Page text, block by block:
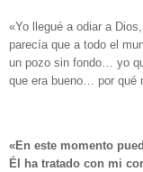
«Yo llegué a odiar a
parecía que a todo el
un pozo sin fondo… yo
que era bueno… por qué
«En este momento
Él ha tratado con mi